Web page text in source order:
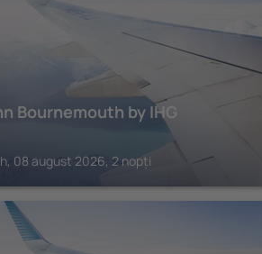
Bournemouth by IHG
08 august 2026, 2 nopți